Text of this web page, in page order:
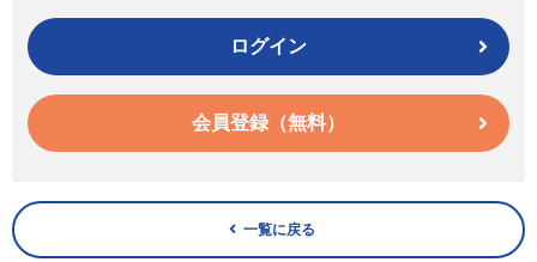
ログイン
会員登録（無料）
一覧に戻る